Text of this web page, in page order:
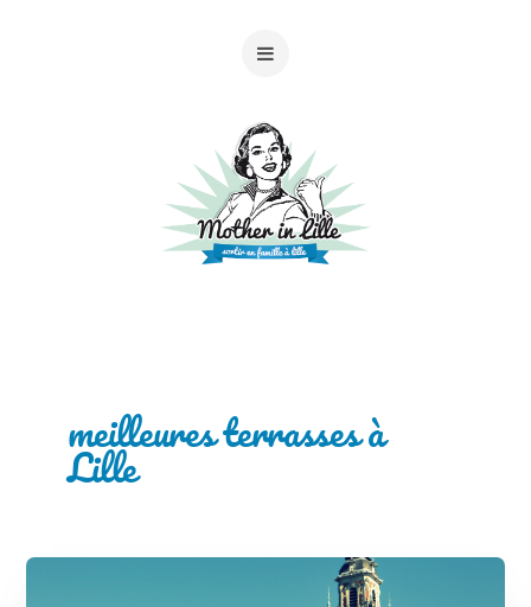
meilleures terrasses à
Lille